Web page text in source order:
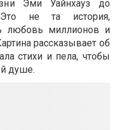
Эми Уайнхауз до
не та история,
любовь миллионов и
рассказывает об
стихи и пела, чтобы
душе.